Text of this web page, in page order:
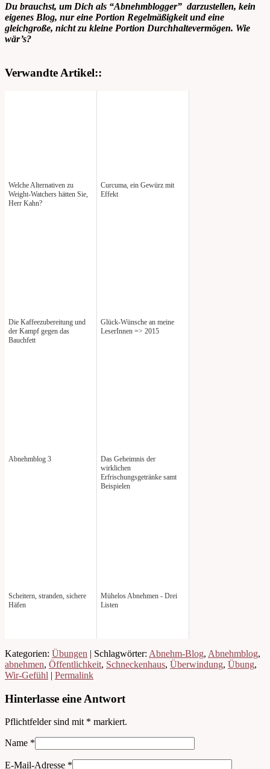
Du brauchst, um Dich als “Abnehmblogger” darzustellen, kein
eigenes Blog, nur eine Portion Regelmäßigkeit und eine
gleichgroße, nicht zu kleine Portion Durchhaltevermögen. Wie
wär’s?
Verwandte Artikel::
Welche Alternativen zu
Weight-Watchers hätten Sie,
Herr Kahn?
Curcuma, ein Gewürz mit
Effekt
Die Kaffeezubereitung und
der Kampf gegen das
Bauchfett
Glück-Wünsche an meine
LeserInnen => 2015
Abnehmblog 3
Das Geheimnis der
wirklichen
Erfrischungsgetränke samt
Beispielen
Scheitern, stranden, sichere
Häfen
Mühelos Abnehmen - Drei
Listen
Kategorien: Übungen | Schlagwörter: Abnehm-Blog, Abnehmblog,
abnehmen, Öffentlichkeit, Schneckenhaus, Überwindung, Übung,
Wir-Gefühl | Permalink
Hinterlasse eine Antwort
Pflichtfelder sind mit * markiert.
Name *
E-Mail-Adresse *